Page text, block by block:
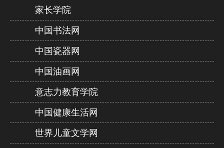
家长学院
中国书法网
中国瓷器网
中国油画网
意志力教育学院
中国健康生活网
世界儿童文学网